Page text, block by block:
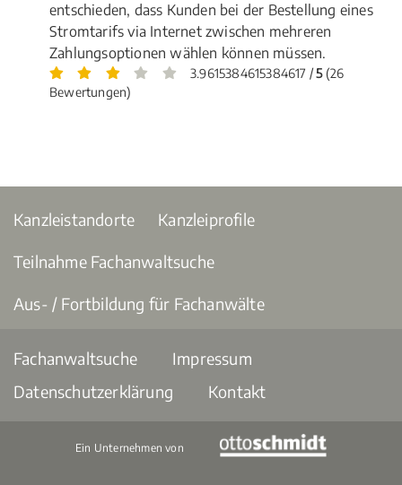
entschieden, dass Kunden bei der Bestellung eines
Stromtarifs via Internet zwischen mehreren
Zahlungsoptionen wählen können müssen.
3.9615384615384617 /5(26
Bewertungen)
Kanzleistandorte Kanzleiprofile
Teilnahme Fachanwaltsuche
Aus- / Fortbildung für Fachanwälte
Fachanwaltsuche
Impressum
Datenschutzerklärung
Kontakt
Ein Unternehmen von